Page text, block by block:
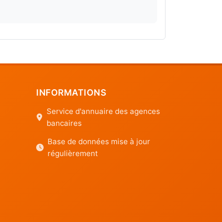
INFORMATIONS
Service d'annuaire des agences
bancaires
Base de données mise à jour
régulièrement